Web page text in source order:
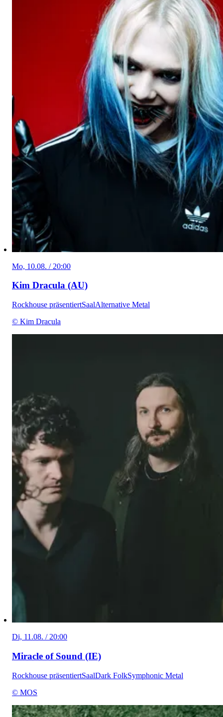
Mo, 10.08. / 20:00
Kim Dracula (AU)
Rockhouse präsentiertSaalAlternative Metal
© Kim Dracula
Di, 11.08. / 20:00
Miracle of Sound (IE)
Rockhouse präsentiertSaalDark FolkSymphonic Metal
© MOS